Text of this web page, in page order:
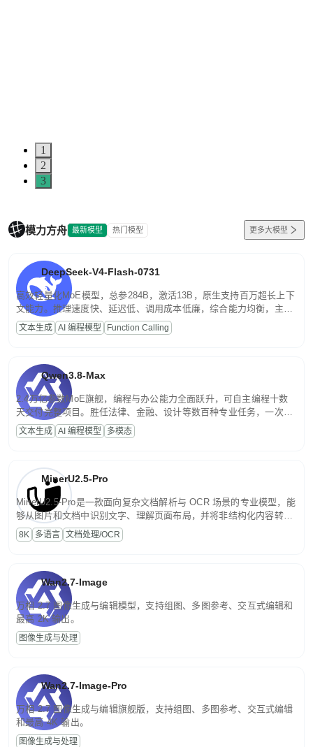
1
2
3
模力方舟 最新模型 热门模型 更多大模型
DeepSeek-V4-Flash-0731
高效轻量化MoE模型，总参284B，激活13B，原生支持百万超长上下
文能力。推理速度快、延迟低、调用成本低廉，综合能力均衡，主打
高并发、轻量化任务，适合日常对话、内容创作、基础 RAG、批量
文案处理等普惠刚需场景。
文本生成 AI 编程模型 Function Calling
Qwen3.8-Max
2.4万亿参数MoE旗舰，编程与办公能力全面跃升，可自主编程十数
天交付完整项目。胜任法律、金融、设计等数百种专业任务，一次对
话端到端交付生产级成果。原生视觉理解贯穿规划、执行与验证全流
程，支持超长文档与长视频的深度语义解析。长程任务中自主规划与
文本生成 AI 编程模型 多模态
MinerU2.5-Pro
MinerU2.5-Pro是一款面向复杂文档解析与 OCR 场景的专业模型，能
够从图片和文档中识别文字、理解页面布局，并将非结构化内容转换
为便于存储、检索和二次处理的结构化结果。
8K 多语言 文档处理/OCR
Wan2.7-Image
万相 2.7 图像生成与编辑模型，支持组图、多图参考、交互式编辑和
最高 2K 输出。
图像生成与处理
Wan2.7-Image-Pro
万相 2.7 图像生成与编辑旗舰版，支持组图、多图参考、交互式编辑
和最高 4K 输出。
图像生成与处理